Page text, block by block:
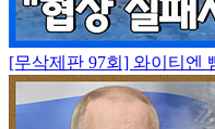
[무삭제판 97회] 와이티엔